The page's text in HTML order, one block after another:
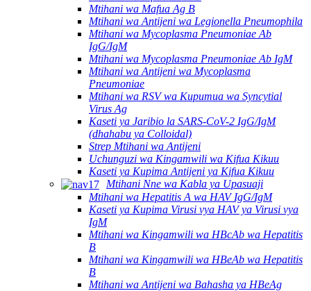
Mtihani wa Mafua Ag B
Mtihani wa Antijeni wa Legionella Pneumophila
Mtihani wa Mycoplasma Pneumoniae Ab
IgG/IgM
Mtihani wa Mycoplasma Pneumoniae Ab IgM
Mtihani wa Antijeni wa Mycoplasma
Pneumoniae
Mtihani wa RSV wa Kupumua wa Syncytial
Virus Ag
Kaseti ya Jaribio la SARS-CoV-2 IgG/IgM
(dhahabu ya Colloidal)
Strep Mtihani wa Antijeni
Uchunguzi wa Kingamwili wa Kifua Kikuu
Kaseti ya Kupima Antijeni ya Kifua Kikuu
Mtihani Nne wa Kabla ya Upasuaji
Mtihani wa Hepatitis A wa HAV IgG/IgM
Kaseti ya Kupima Virusi vya HAV ya Virusi vya
IgM
Mtihani wa Kingamwili wa HBcAb wa Hepatitis
B
Mtihani wa Kingamwili wa HBeAb wa Hepatitis
B
Mtihani wa Antijeni wa Bahasha ya HBeAg